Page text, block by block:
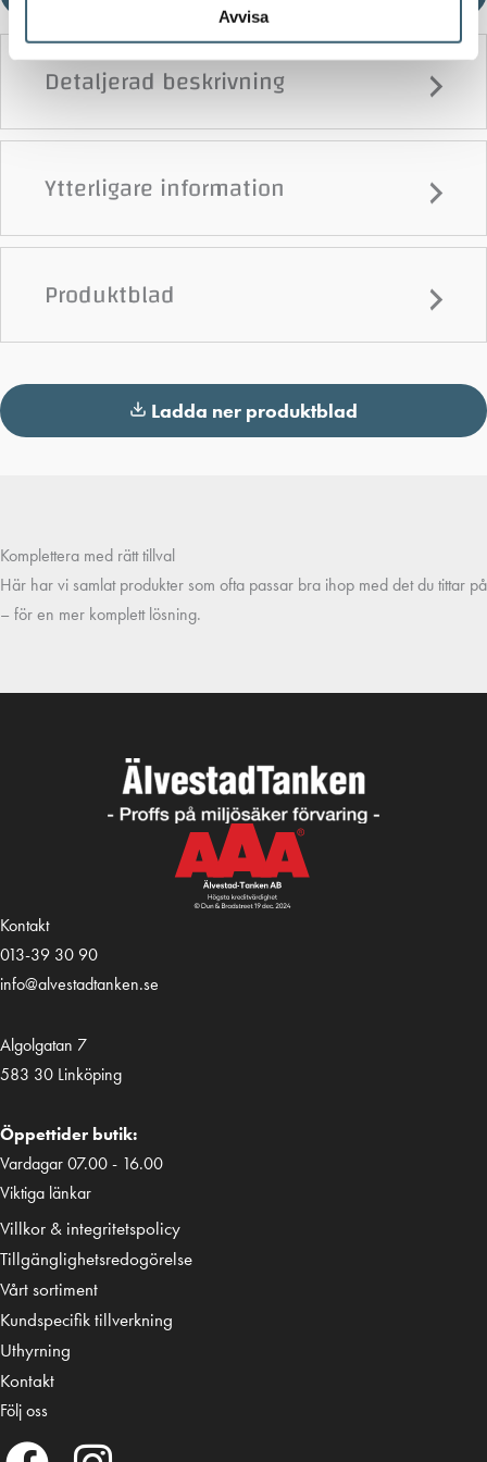
Avvisa
Detaljerad beskrivning
Ytterligare information
Produktblad
Ladda ner produktblad
Komplettera med rätt tillval
Här har vi samlat produkter som ofta passar bra ihop med det du tittar på
– för en mer komplett lösning.
Kontakt
013-39 30 90
info@alvestadtanken.se
Algolgatan 7
583 30 Linköping
Öppettider butik:
Vardagar 07.00 - 16.00
Viktiga länkar
Villkor & integritetspolicy
Tillgänglighetsredogörelse
Vårt sortiment
Kundspecifik tillverkning
Uthyrning
Kontakt
Följ oss